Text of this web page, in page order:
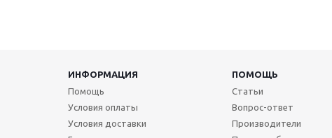
ИНФОРМАЦИЯ
ПОМОЩЬ
Помощь
Условия оплаты
Условия доставки
Статьи
Вопрос-ответ
Производители